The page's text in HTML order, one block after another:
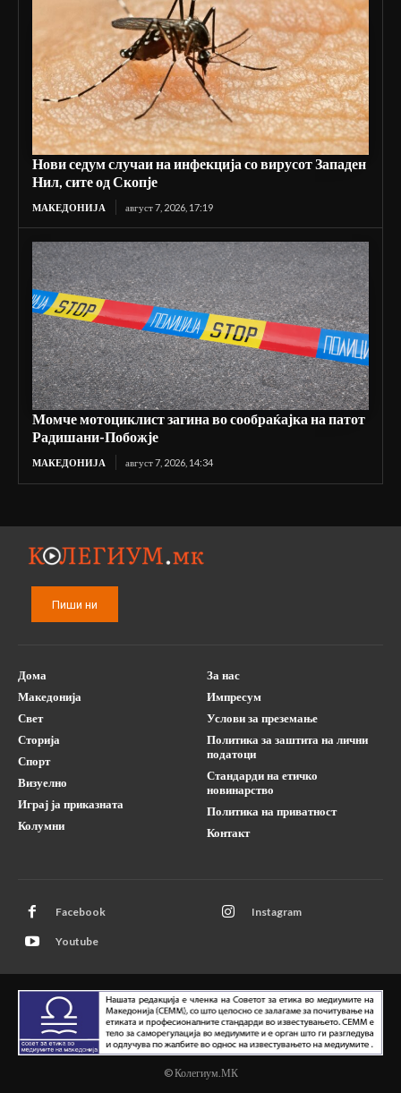
Нови седум случаи на инфекција со вирусот Западен
Нил, сите од Скопје
МАКЕДОНИЈА август 7, 2026, 17:19
Момче мотоциклист загина во сообраќајка на патот
Радишани-Побожје
МАКЕДОНИЈА август 7, 2026, 14:34
Пиши ни
Дома
Македонија
Свет
Сторија
Спорт
Визуелно
Играј ја приказната
Колумни
За нас
Импресум
Услови за преземање
Политика за заштита на лични
податоци
Стандарди на етичко
новинарство
Политика на приватност
Контакт
Facebook Instagram
Youtube
© Колегиум.МК